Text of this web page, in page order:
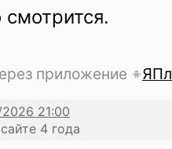
приложение
4 года